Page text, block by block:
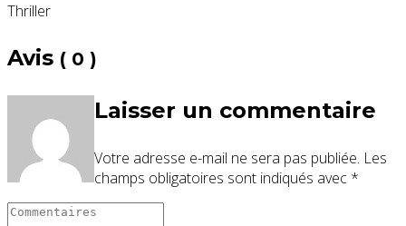
Thriller
Avis ( 0 )
Laisser un commentaire
Votre adresse e-mail ne sera pas publiée. Les
champs obligatoires sont indiqués avec *